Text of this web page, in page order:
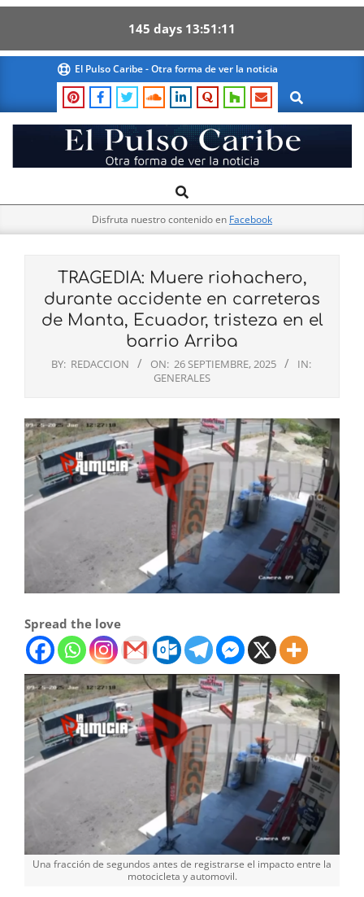
145 days 13 51 10
content
El Pulso Caribe - Otra forma de ver la noticia
Search
El
Pulso
Navigation
Search
Disfruta nuestro contenido en Facebook
TRAGEDIA: Muere riohachero,
durante accidente en carreteras
de Manta, Ecuador, tristeza en el
barrio Arriba
BY: REDACCION ON: 26 SEPTIEMBRE, 2025
IN:
GENERALES
Spread the love
Una fracción de segundos antes de registrarse el impacto entre la
motocicleta y automovil.